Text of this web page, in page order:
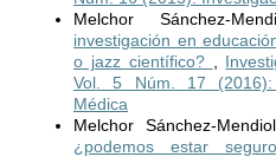
Melchor Sánchez-
investigación en
o jazz científico? ,
Vol. 5 Núm. 17 (2016):
Médica
Melchor Sánchez-
¿podemos estar